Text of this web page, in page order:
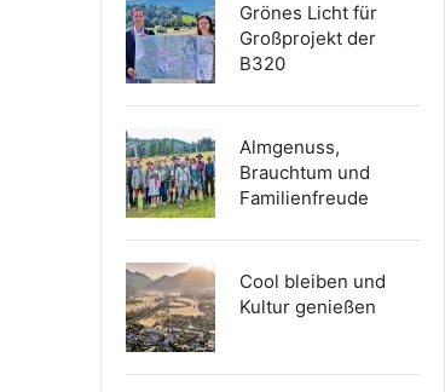
Grönes Licht für
Großprojekt der
B320
Almgenuss,
Brauchtum und
Familienfreude
Cool bleiben und
Kultur genießen